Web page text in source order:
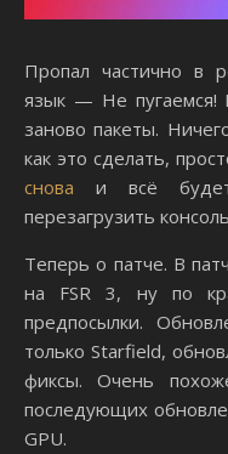
Пропал частично в
язык — Не пугаемся!
заново пакеты.
как это сделать,
снова и всё
перезагрузить
Теперь о патче. В
на FSR 3, ну по
предпосылки.
только Starfield,
фиксы. Очень
последующих
GPU.